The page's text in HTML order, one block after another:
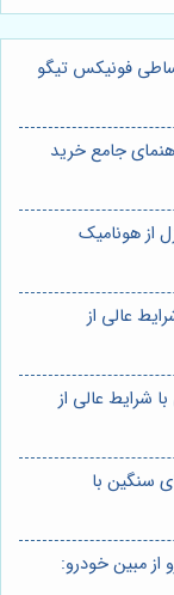
فونیکس تیگو
جامع خرید
از هونامیک
عالی از
شرایط عالی از
سنگین با
از مبین خودرو: